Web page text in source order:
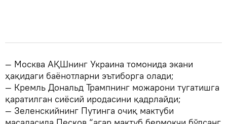
— Москва АҚШнинг Украина томонида экани
ҳақидаги баёнотларни эътиборга олади;
— Кремль Дональд Трампнинг можарони тугатишга
қаратилган сиёсий иродасини қадрлайди;
— Зеленскийнинг Путинга очиқ мактуби